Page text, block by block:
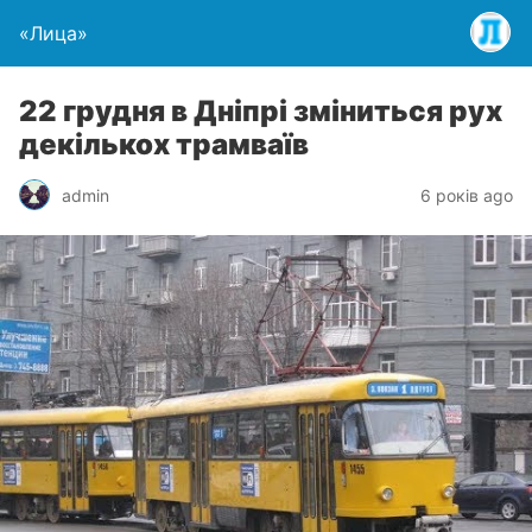
«Лица»
22 грудня в Дніпрі зміниться рух
декількох трамваїв
admin 6 років ago